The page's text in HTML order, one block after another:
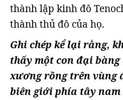
thành lập kinh đô
thành thủ đô của họ.
Ghi chép kể lại rằng,
thấy một con đại
xương rồng trên vùng
biên giới phía tây nam